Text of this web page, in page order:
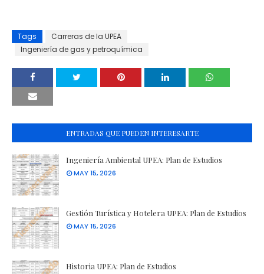
Tags
Carreras de la UPEA
Ingeniería de gas y petroquímica
ENTRADAS QUE PUEDEN INTERESARTE
Ingeniería Ambiental UPEA: Plan de Estudios
MAY 15, 2026
Gestión Turística y Hotelera UPEA: Plan de Estudios
MAY 15, 2026
Historia UPEA: Plan de Estudios